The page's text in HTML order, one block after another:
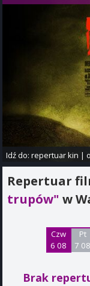
Idź do:repertuar kin |
Repertuar
trupów" w
Czw
6 08
Pt
7 08
Brak